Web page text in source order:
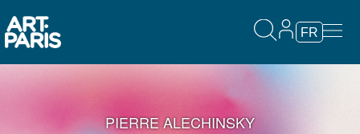
FR
PIERRE ALECHINSKY